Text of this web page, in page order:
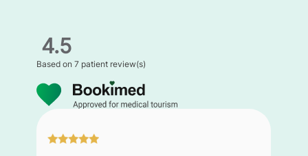
4.5
Based on7 patient review(s)